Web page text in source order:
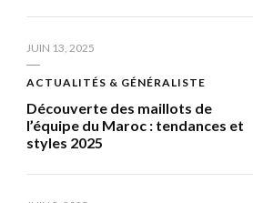
JUIN 13, 2025
ACTUALITÉS & GÉNÉRALISTE
Découverte des maillots de
l’équipe du Maroc : tendances et
styles 2025